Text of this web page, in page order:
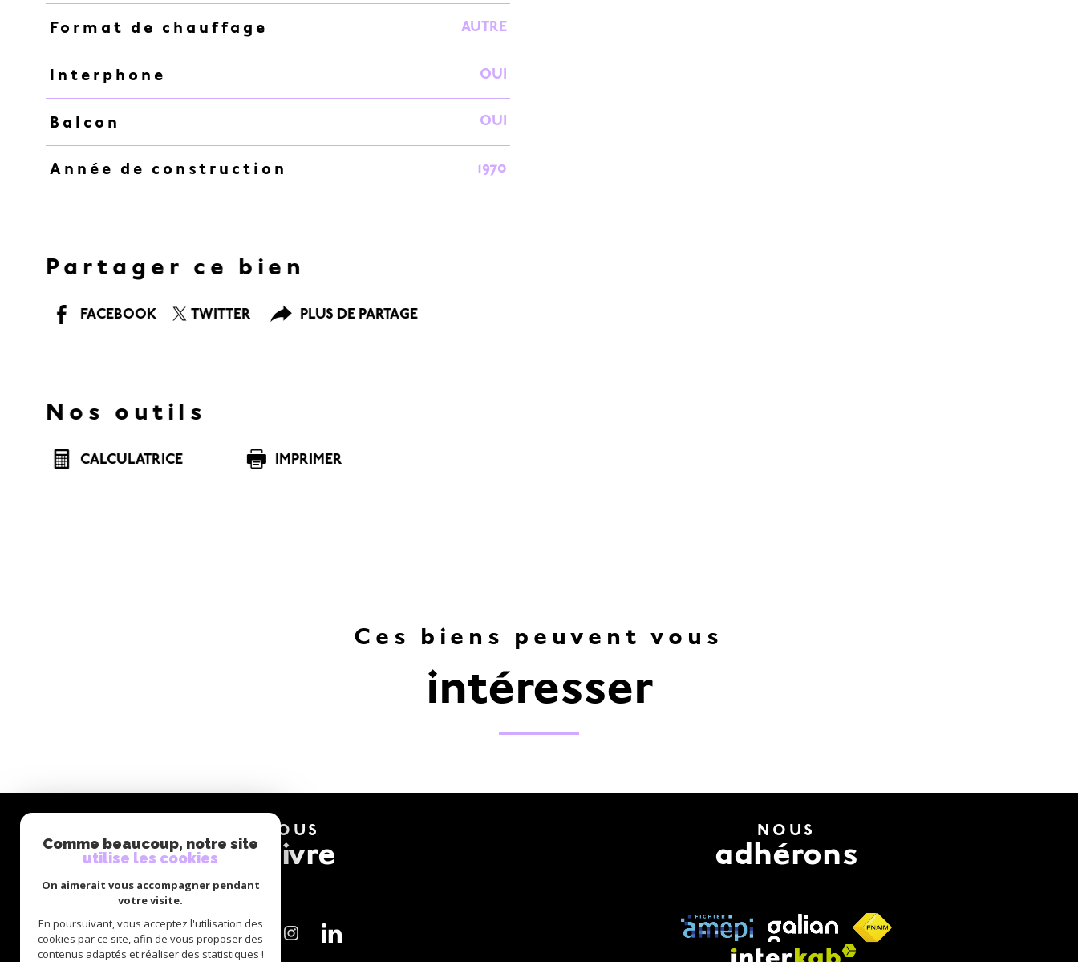
Format de chauffage AUTRE
Interphone OUI
Balcon OUI
Année de construction 1970
Partager ce bien
FACEBOOK TWITTER PLUS DE PARTAGE
Nos outils
CALCULATRICE IMPRIMER
Ces biens peuvent vous
intéresser
NOUS
suivre
NOUS
adhérons
Comme beaucoup, notre site
utilise les cookies
On aimerait vous accompagner pendant
votre visite.
En poursuivant, vous acceptez l'utilisation des
cookies par ce site, afin de vous proposer des
contenus adaptés et réaliser des statistiques !